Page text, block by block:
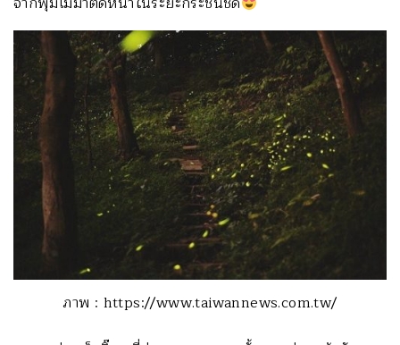
ภาพ : https://www.taiwannews.com.tw/